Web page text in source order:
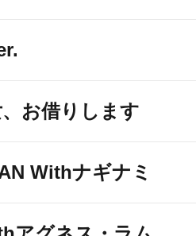
お借りします
Withナギナミ